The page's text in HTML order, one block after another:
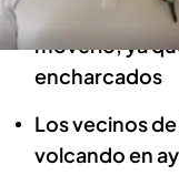
No puede ser
moverlo, ya
encharcados
Los vecinos de
volcando en